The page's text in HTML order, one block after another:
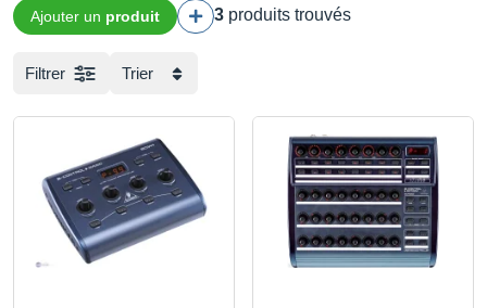
Ajouter un produit 3 produits trouvés
Filtrer Trier